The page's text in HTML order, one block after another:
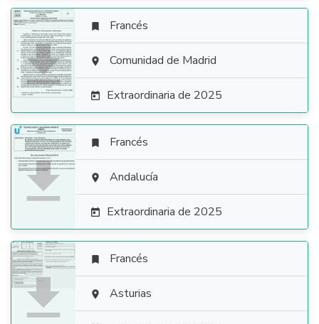

 Francés
 Comunidad de Madrid
 Extraordinaria de 2025

 Francés
 Andalucía
 Extraordinaria de 2025

 Francés
 Asturias